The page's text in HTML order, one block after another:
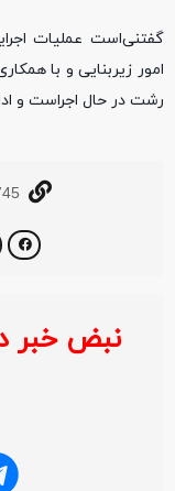
گفتنی‌است عملیات
امور زیربنایی و با
رشت در حال اجراست و
نبض خبر